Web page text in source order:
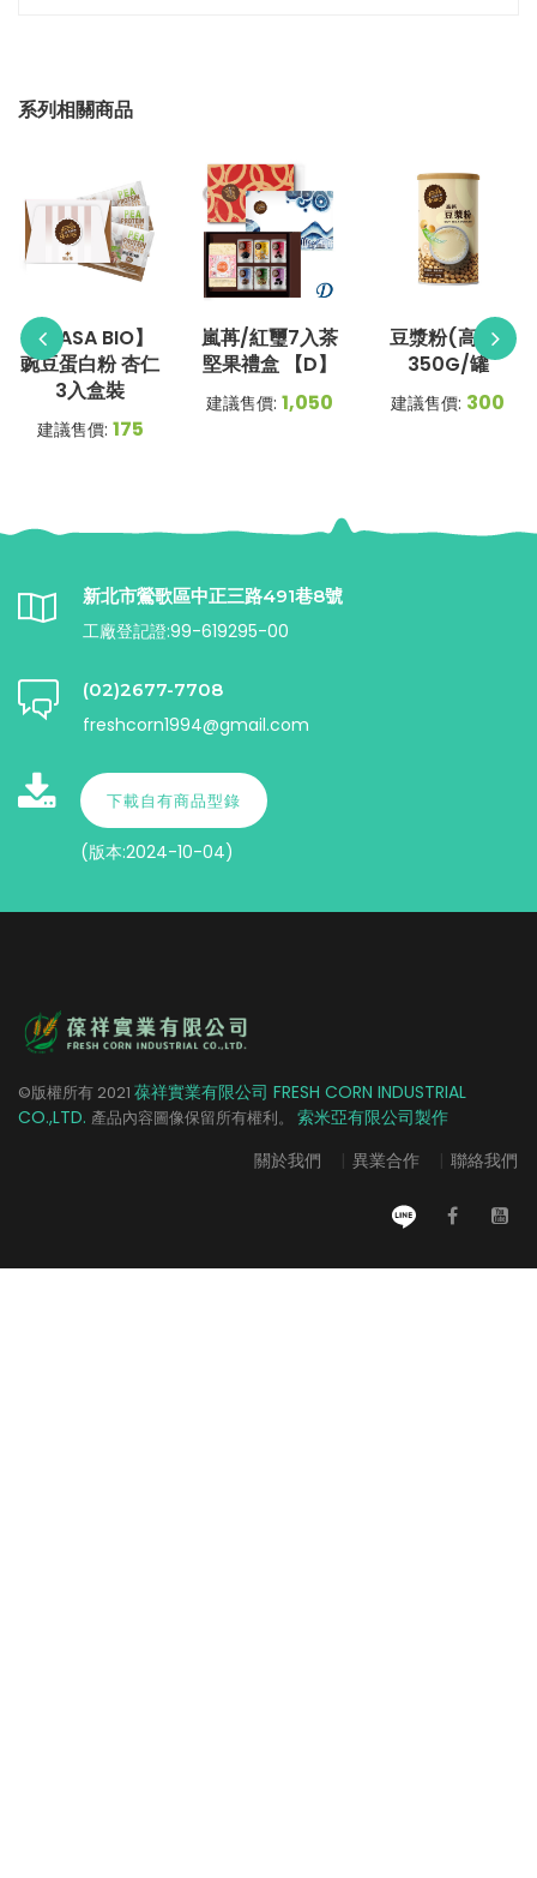
系列相關商品
【NASA BIO】
豌豆蛋白粉 杏仁
3入盒裝
建議售價: 175
嵐苒/紅璽7入茶
堅果禮盒 【D】
建議售價: 1,050
豆漿粉(高鈣)
350G/罐
建議售價: 300
新北市鶯歌區中正三路491巷8號
工廠登記證:99-619295-00
(02)2677-7708
freshcorn1994@gmail.com
下載自有商品型錄
(版本:2024-10-04)
©版權所有 2021 葆祥實業有限公司 FRESH CORN INDUSTRIAL
CO.,LTD. 產品內容圖像保留所有權利。 索米亞有限公司製作
關於我們
| 異業合作 | 聯絡我們